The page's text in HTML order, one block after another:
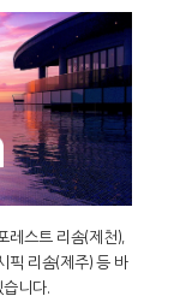
레스트 리솜(제천),
픽 리솜(제주) 등 바
니다.